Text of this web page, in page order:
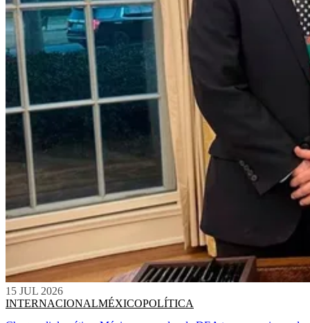
15 JUL 2026
INTERNACIONALMÉXICOPOLÍTICA